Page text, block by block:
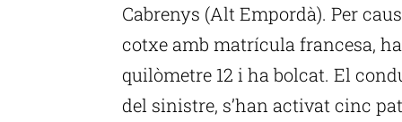
Cabrenys (Alt Empordà). Per
cotxe amb matrícula francesa,
quilòmetre 12 i ha bolcat. El
del sinistre, s’han activat cinc